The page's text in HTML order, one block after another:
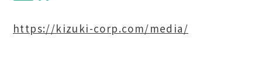
https://kizuki-corp.com/media/